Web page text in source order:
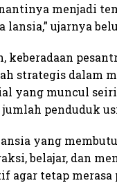
menjadi
lansia,” ujarnya
keberadaan
strategis dalam
yang muncul
penduduk
yang
belajar, dan
agar tetap merasa